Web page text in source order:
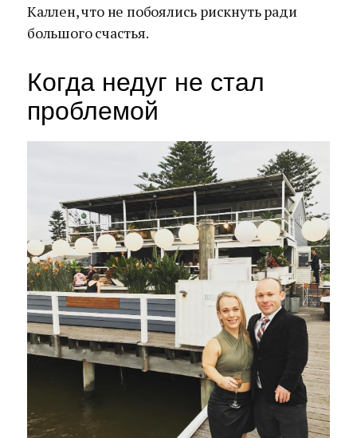
Каллен, что не побоялись рискнуть ради
большого счастья.
Когда недуг не стал
проблемой